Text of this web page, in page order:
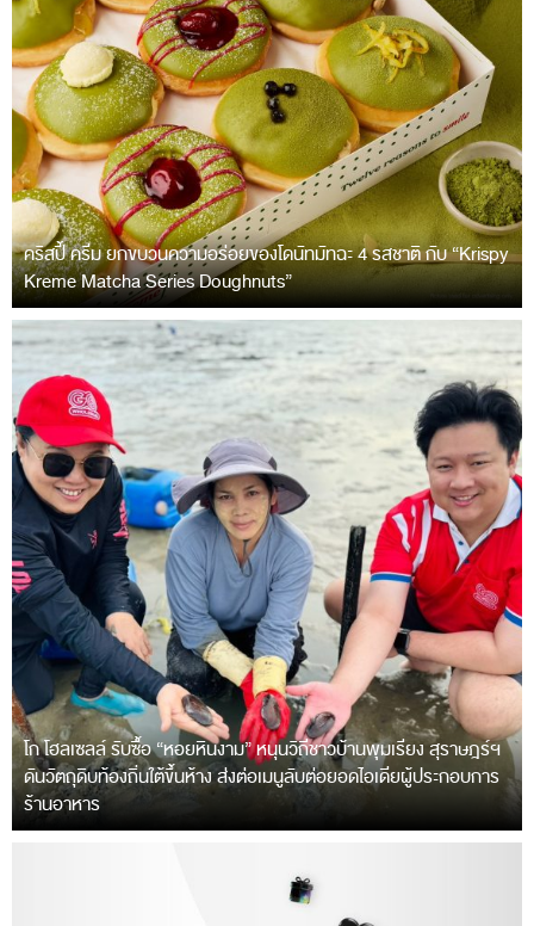
คริสปี้ ครีม ยกขบวนความอร่อยของโดนัทมัทฉะ 4 รสชาติ กับ “Krispy
Kreme Matcha Series Doughnuts”
โก โฮลเซลล์ รับซื้อ “หอยหินงาม” หนุนวิถีชาวบ้านพุมเรียง สุราษฎร์ฯ
ดันวัตถุดิบท้องถิ่นใต้ขึ้นห้าง ส่งต่อเมนูลับต่อยอดไอเดียผู้ประกอบการ
ร้านอาหาร